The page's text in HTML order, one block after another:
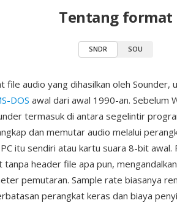
Tentang format
SNDR SOU
file audio yang dihasilkan oleh Sounder,
DOS awal dari awal 1990-an. Sebelum
termasuk di antara segelintir
dan memutar audio melalui
itu sendiri atau kartu suara 8-bit awal.
tanpa header file apa pun,
pemutaran. Sample rate biasanya
perangkat keras dan biaya